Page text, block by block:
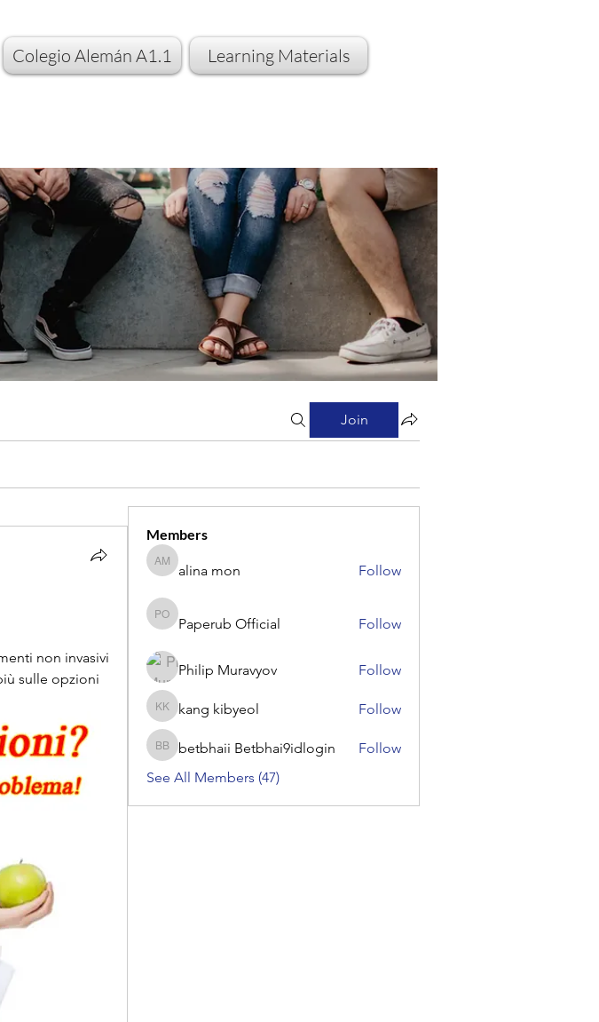
Colegio Alemán A1.1 Learning Materials
Join
non invasivi
sulle opzioni
Members
alina mon
alina mon Follow
Paperub Official
Paperub Official Follow
Philip Muravyov Follow
kang kibyeol
kang kibyeol Follow
betbhaii Betbhai9idlogin
betbhaii Betbhai9idlogin
Follow
See All Members (47)